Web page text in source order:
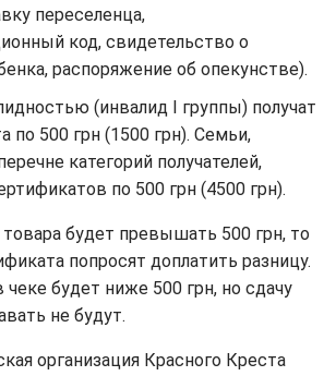
переселенца,
код, свидетельство о
распоряжение об опекунстве).
(инвалид І группы) получат
по 500 грн (1500 грн). Семьи,
категорий получателей,
по 500 грн (4500 грн).
будет превышать 500 грн, то
попросят доплатить разницу.
будет ниже 500 грн, но сдачу
не будут.
организация Красного Креста